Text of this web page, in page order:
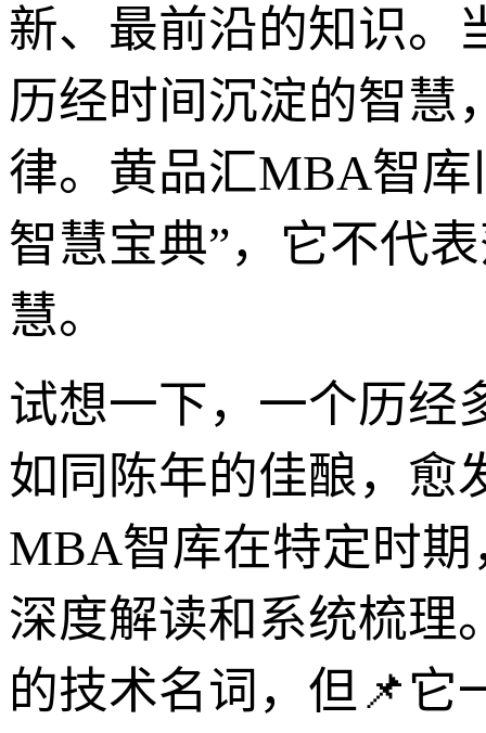
新、最前沿的知识。
历经时间沉淀的智慧
律。黄品汇MBA智库
智慧宝典”，它不代
慧。
试想一下，一个历经
如同陈年的佳酿，愈
MBA智库在特定时
深度解读和系统梳理
的技术名词，但📌它